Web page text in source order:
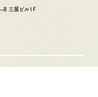
8 三展ビル1F